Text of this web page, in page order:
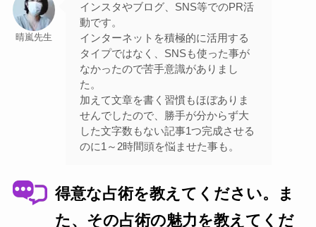
晴嵐先生
インスタやブログ、SNS等でのPR活
動です。
インターネットを積極的に活用する
タイプではなく、SNSも使った事が
なかったので苦手意識がありまし
た。
加えて文章を書く習慣もほぼありま
せんでしたので、勝手が分からず大
した文字数もない記事1つ完成させる
のに1～2時間頭を悩ませた事も。
得意な占術を教えてください。ま
た、その占術の魅力を教えてくだ